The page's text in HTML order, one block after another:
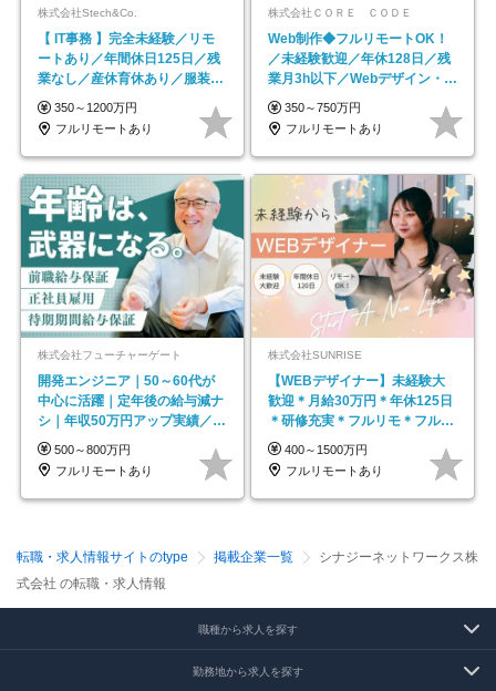
株式会社Stech&Co.
【 IT事務 】完全未経験／リモ
ートあり／年間休日125日／残
業なし／産休育休あり／服装・
髪型自由／毎年昇給
350～1200万円
フルリモートあり
株式会社ＣＯＲＥ ＣＯＤＥ
Web制作◆フルリモートOK！
／未経験歓迎／年休128日／残
業月3h以下／Webデザイン・
ECサイトやHP制作
350～750万円
フルリモートあり
株式会社フューチャーゲート
開発エンジニア｜50～60代が
中心に活躍｜定年後の給与減ナ
シ｜年収50万円アップ実績／昇
給率92％（直近3年）
500～800万円
フルリモートあり
株式会社SUNRISE
【WEBデザイナー】未経験大
歓迎＊月給30万円＊年休125日
＊研修充実＊フルリモ＊フルフ
レックス＊
400～1500万円
フルリモートあり
転職・求人情報サイトのtype 掲載企業一覧
シナジーネットワークス株
式会社 の転職・求人情報
職種から求人を探す
勤務地から求人を探す